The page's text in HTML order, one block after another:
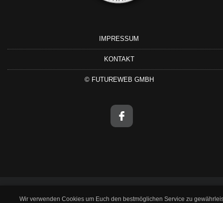
IMPRESSUM
KONTAKT
© FUTUREWEB GMBH
Wir verwenden Cookies um Euch den bestmöglichen Service zu